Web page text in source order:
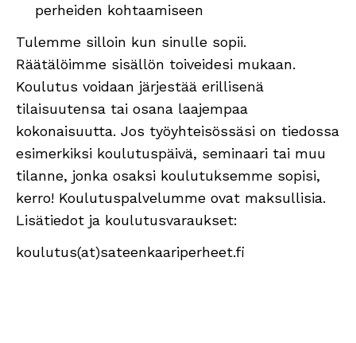
perheiden kohtaamiseen
Tulemme silloin kun sinulle sopii.
Räätälöimme sisällön toiveidesi mukaan.
Koulutus voidaan järjestää erillisenä
tilaisuutensa tai osana laajempaa
kokonaisuutta. Jos työyhteisössäsi on tiedossa
esimerkiksi koulutuspäivä, seminaari tai muu
tilanne, jonka osaksi koulutuksemme sopisi,
kerro! Koulutuspalvelumme ovat maksullisia.
Lisätiedot ja koulutusvaraukset:
koulutus(at)sateenkaariperheet.fi